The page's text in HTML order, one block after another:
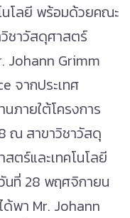
โลยี พร้อมด้วยคณะ
ชาวัสดุศาสตร์
Johann Grimm
จากประเทศ
นภายใต้โครงการ
ณ สาขาวิชาวัสดุ
ตร์และเทคโนโลยี
นที่ 28 พฤศจิกายน
ด้พา Mr. Johann